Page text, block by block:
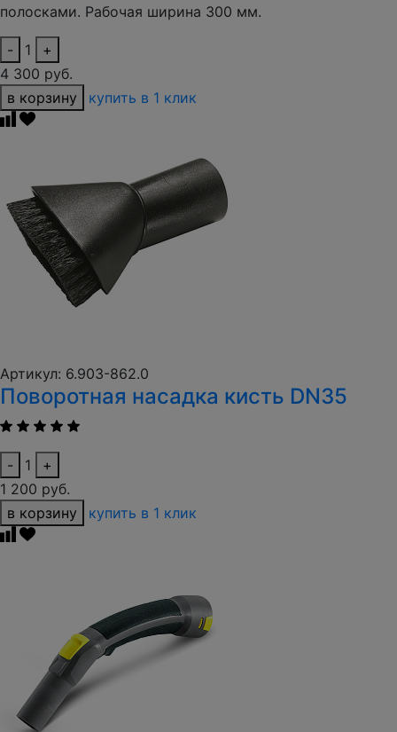
полосками. Рабочая ширина 300 мм.
- 1
+
4 300 руб.
в корзину
купить в 1 клик
Артикул: 6.903-862.0
Поворотная насадка кисть DN35
- 1
+
1 200 руб.
в корзину
купить в 1 клик